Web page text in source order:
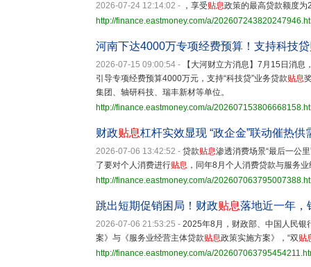
2026-07-24 12:14:02 - ，享受贴息政策的最高贷款额度为
http://finance.eastmoney.com/a/
河南下达4000万专项经费预算！支持科技贷
2026-07-15 09:00:54 -
【大河财立方消息】7月15日消
引导专项经费预算4000万元，支持“科技贷”业务贷款贴息
集团、轴研科技、瑞丰新材等单位。
http://finance.eastmoney.com/a/
财政贴息杠杆实效显现 “政企金”联动催热供
2026-07-06 13:42:52 - 贷款贴息渗透消费场景“最后一
了要对个人消费进行贴息 ，同年8月个人消费贷款与服务
http://finance.eastmoney.com/a/
跳出短期促销困局！财政贴息落地近一年，
2026-07-06 21:53:25 - 2025年8月，财政部、中国人民银
案》与《服务业经营主体贷款贴息政策实施方案》，“双贴
http://finance.eastmoney.com/a/